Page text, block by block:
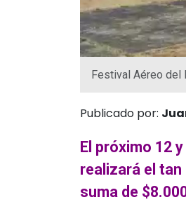
Festival Aéreo del
Publicado por:
El próximo 12
realizará el
suma de